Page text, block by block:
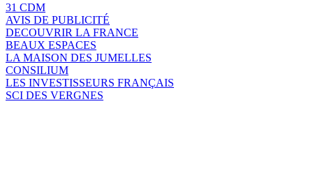
31 CDM
AVIS DE PUBLICITÉ
DECOUVRIR LA FRANCE
BEAUX ESPACES
LA MAISON DES JUMELLES
CONSILIUM
LES INVESTISSEURS FRANÇAIS
SCI DES VERGNES